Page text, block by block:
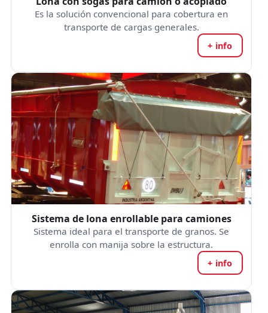
Es la solución convencional para cobertura en
transporte de cargas generales.
+ info
Sistema de lona enrollable para camiones
Sistema ideal para el transporte de granos. Se
enrolla con manija sobre la estructura.
+ info